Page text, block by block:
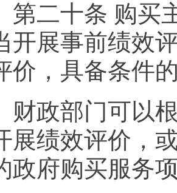
十条 购买主
开展事前绩效
价，具备条件
部门可以根
展绩效评价，
政府购买服务